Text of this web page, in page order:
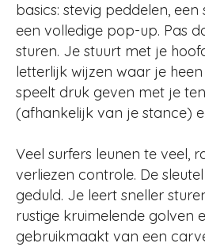
basics: stevig peddelen,
een volledige pop-up. Pas
sturen. Je stuurt met je
letterlijk wijzen waar je
speelt druk geven met je
(afhankelijk van je stance)
Veel surfers leunen te veel,
verliezen controle. De
geduld. Je leert sneller
rustige kruimelende golven
gebruikmaakt van een